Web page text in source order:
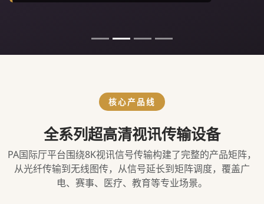
核心产品线
全系列超高清视讯传输设备
PA国际厅平台围绕8K视讯信号传输构建了完整的产品矩阵，
从光纤传输到无线图传，从信号延长到矩阵调度，覆盖广
电、赛事、医疗、教育等专业场景。